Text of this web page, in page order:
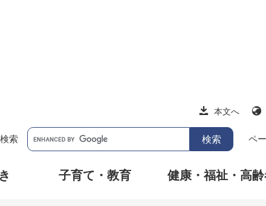
本文へ
索 ペ
子育て・教育 健康・福祉・高